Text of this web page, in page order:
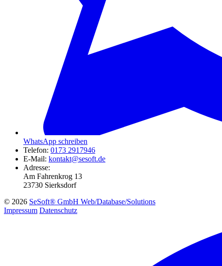
WhatsApp schreiben
Telefon: 0173 2917946
E-Mail: kontakt@sesoft.de
Adresse:
Am Fahrenkrog 13
23730 Sierksdorf
© 2026 SeSoft® GmbH Web/Database/Solutions
Impressum Datenschutz